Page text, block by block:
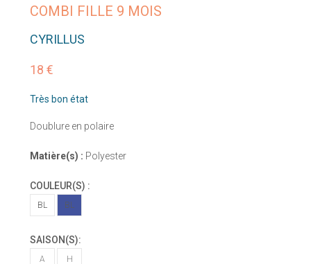
COMBI FILLE 9 MOIS
CYRILLUS
18 €
Très bon état
Doublure en polaire
Matière(s) : Polyester
COULEUR(S) :
BL BL
SAISON(S):
A H